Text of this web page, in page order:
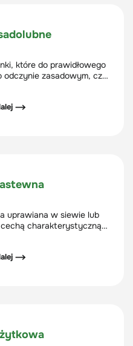
które do prawidłowego
zasadowym, czyli
⟶
uprawiana w siewie lub
charakterystyczną
⟶